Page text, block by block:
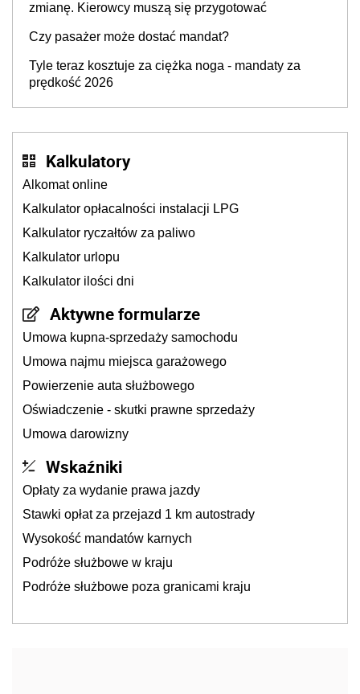
zmianę. Kierowcy muszą się przygotować
Czy pasażer może dostać mandat?
Tyle teraz kosztuje za ciężka noga - mandaty za
prędkość 2026
Kalkulatory
Alkomat online
Kalkulator opłacalności instalacji LPG
Kalkulator ryczałtów za paliwo
Kalkulator urlopu
Kalkulator ilości dni
Aktywne formularze
Umowa kupna-sprzedaży samochodu
Umowa najmu miejsca garażowego
Powierzenie auta służbowego
Oświadczenie - skutki prawne sprzedaży
Umowa darowizny
Wskaźniki
Opłaty za wydanie prawa jazdy
Stawki opłat za przejazd 1 km autostrady
Wysokość mandatów karnych
Podróże służbowe w kraju
Podróże służbowe poza granicami kraju